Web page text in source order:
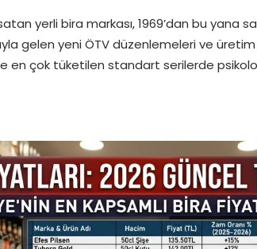
yerli bira markası, 1969’dan bu yana
gelen yeni ÖTV düzenlemeleri ve
en çok tüketilen standart serilerde